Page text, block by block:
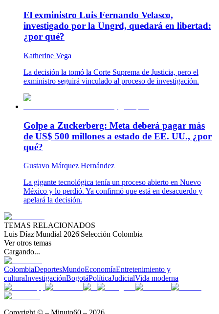
El exministro Luis Fernando Velasco,
investigado por la Ungrd, quedará en libertad:
¿por qué?
Katherine Vega
La decisión la tomó la Corte Suprema de Justicia, pero el
exministro seguirá vinculado al proceso de investigación.
Golpe a Zuckerberg: Meta deberá pagar más
de US$ 500 millones a estado de EE. UU., ¿por
qué?
Gustavo Márquez Hernández
La gigante tecnológica tenía un proceso abierto en Nuevo
México y lo perdió. Ya confirmó que está en desacuerdo y
apelará la decisión.
TEMAS RELACIONADOS
Luis Díaz|Mundial 2026|Selección Colombia
Ver otros temas
Cargando...
ColombiaDeportesMundoEconomíaEntretenimiento y
culturaInvestigaciónBogotáPolíticaJudicialVida moderna